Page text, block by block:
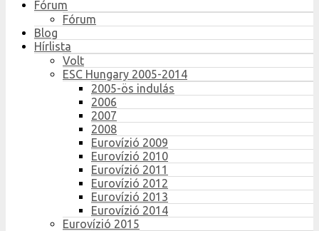
Fórum
Fórum
Blog
Hírlista
Volt
ESC Hungary 2005-2014
2005-ös indulás
2006
2007
2008
Eurovízió 2009
Eurovízió 2010
Eurovízió 2011
Eurovízió 2012
Eurovízió 2013
Eurovízió 2014
Eurovízió 2015